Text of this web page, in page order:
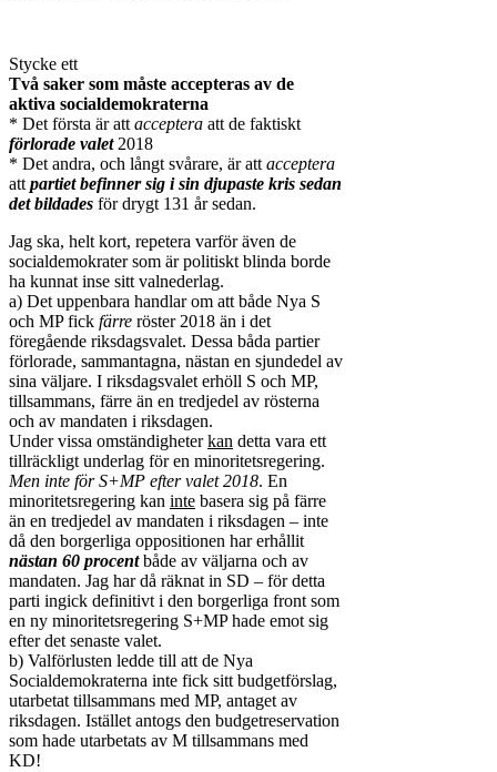
Stycke ett
Två saker som måste accepteras av de
aktiva socialdemokraterna
* Det första är att acceptera att de faktiskt
förlorade valet2018
* Det andra, och långt svårare, är att acceptera
att partiet befinner sig i sin djupaste kris sedan
det bildades för drygt 131 år sedan.
Jag ska, helt kort, repetera varför även de
socialdemokrater som är politiskt blinda borde
ha kunnat inse sitt valnederlag.
a) Det uppenbara handlar om att både Nya S
och MP fick färre röster 2018 än i det
föregående riksdagsvalet. Dessa båda partier
förlorade, sammantagna, nästan en sjundedel av
sina väljare. I riksdagsvalet erhöll S och MP,
tillsammans, färre än en tredjedel av rösterna
och av mandaten i riksdagen.
Under vissa omständigheterkan detta vara ett
tillräckligt underlag för en minoritetsregering.
Men inte för S+MP efter valet 2018. En
minoritetsregering kan inte basera sig på färre
än en tredjedel av mandaten i riksdagen – inte
då den borgerliga oppositionen har erhållit
nästan 60 procentbåde av väljarna och av
mandaten. Jag har då räknat in SD – för detta
parti ingick definitivt i den borgerliga front som
en ny minoritetsregering S+MP hade emot sig
efter det senaste valet.
b) Valförlusten ledde till att de Nya
Socialdemokraterna inte fick sitt budgetförslag,
utarbetat tillsammans med MP, antaget av
riksdagen. Istället antogs den budgetreservation
som hade utarbetats av M tillsammans med
KD!